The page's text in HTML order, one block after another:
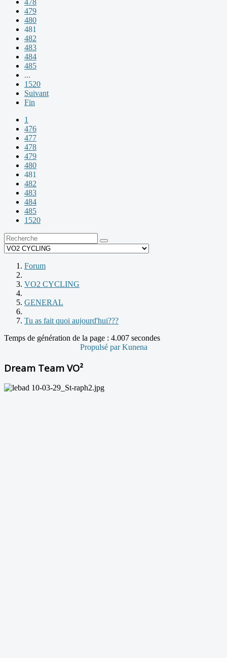
479
480
481
482
483
484
485
...
1520
Suivant
Fin
1
476
477
478
479
480
481
482
483
484
485
1520
Forum
VO2 CYCLING
GENERAL
Tu as fait quoi aujourd'hui???
Temps de génération de la page : 4.007 secondes
Propulsé parKunena
Dream Team VO²